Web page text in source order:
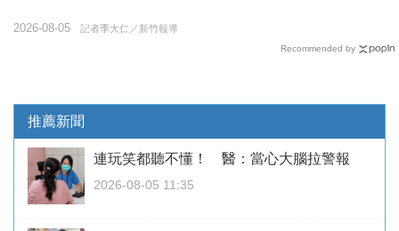
記者季大仁／新竹報導
2026-08-05
Recommended by
推薦新聞
連玩笑都聽不懂！ 醫：當心大腦拉警報
2026-08-05 11:35